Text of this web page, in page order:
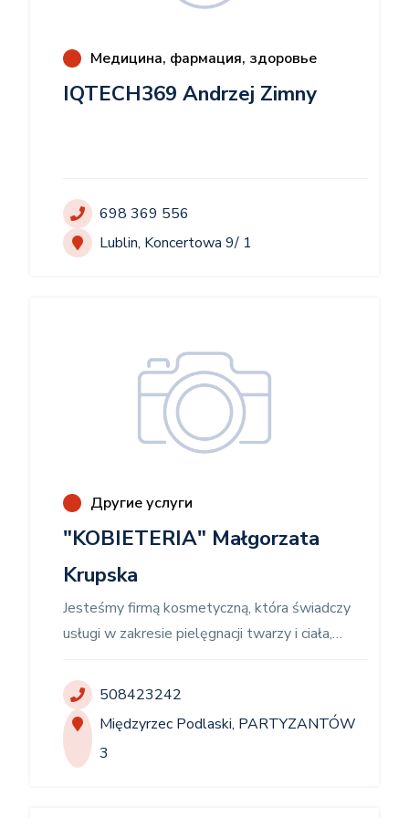
Медицина, фармация, здоровье
IQTECH369 Andrzej Zimny
698 369 556
Lublin, Koncertowa 9/ 1
Другие услуги
"KOBIETERIA" Małgorzata
Krupska
Jesteśmy firmą kosmetyczną, która świadczy
usługi w zakresie pielęgnacji twarzy i ciała,
makijażu profesjonalnego, szkolenia oraz,
sprzedaży kosmetyków. Współpracuję w
szerokim zakresie z producentami kosmetyków,
a także laserów i innych sprzętów
508423242
Międzyrzec Podlaski, PARTYZANTÓW
3